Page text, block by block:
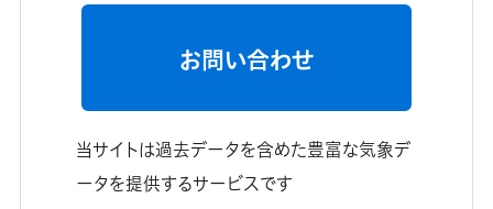
お問い合わせ
当サイトは過去データを含めた豊富な気象デ
ータを提供するサービスです